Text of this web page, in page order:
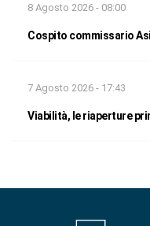
8 Agosto 2026 - 08:00
Cospito commissario
7 Agosto 2026 - 17:43
Viabilità, le riaperture